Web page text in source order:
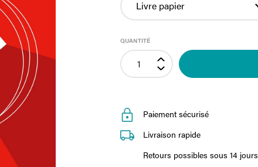
QUANTITÉ
Paiement sécurisé
Livraison rapide
Retours possibles sous 14 jours